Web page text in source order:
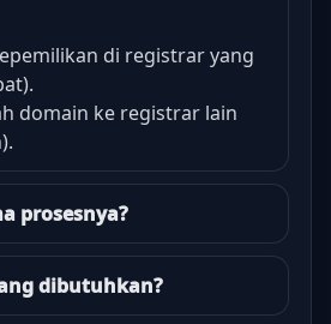
di registrar yang
domain ke registrar lain
prosesnya?
dibutuhkan?